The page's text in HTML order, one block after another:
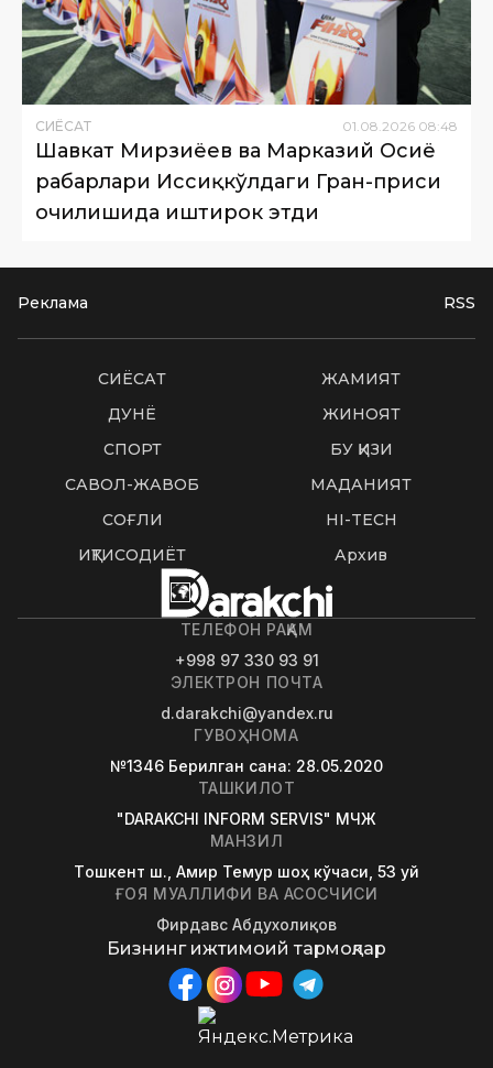
СИËСАТ 01.08.2026 08:48
Шавкат Мирзиёев ва Марказий Осиё
раҳбарлари Иссиқкўлдаги Гран-приси
очилишида иштирок этди
Реклама RSS
СИËСАТ
ЖАМИЯТ
ДУНË
ЖИНОЯТ
СПОРТ
БУ ҚИЗИҚ
САВОЛ-ЖАВОБ
МАДАНИЯТ
СОҒЛИҚ
HI-TECH
ИҚТИСОДИЁТ
Архив
ТЕЛЕФОН РАҚАМ
+998 97 330 93 91
ЭЛЕКТРОН ПОЧТА
d.darakchi@yandex.ru
ГУВОҲНОМА
№1346 Берилган сана: 28.05.2020
ТАШКИЛОТ
"DARAKCHI INFORM SERVIS" МЧЖ
МАНЗИЛ
Tошкент ш., Амир Темур шоҳ кўчаси, 53 уй
ҒОЯ МУАЛЛИФИ ВА АСОСЧИСИ
Фирдавс Абдухолиқов
Бизнинг ижтимоий тармоқлар